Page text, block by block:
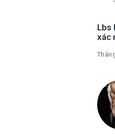
Lbs
xác